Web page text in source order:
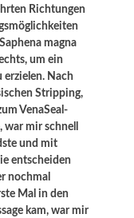
Richtungen
magna
um ein
erzielen. Nach
Stripping,
VenaSeal-
mir schnell
und mit
entscheiden
nochmal
Mal in den
kam, war mir